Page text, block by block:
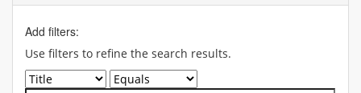
Add filters:
Use filters to refine the search results.